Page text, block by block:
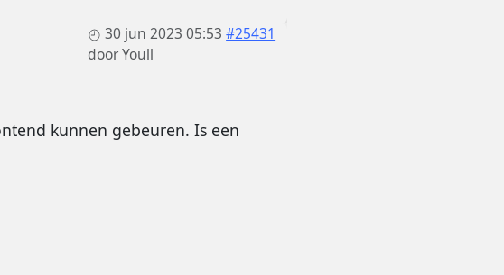
30 jun 2023 05:53 #25431
doorYoull
kunnen gebeuren. Is een